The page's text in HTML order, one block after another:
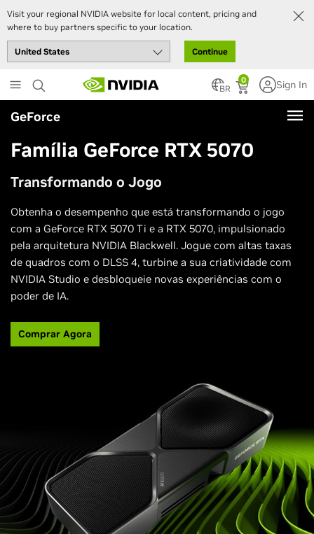
Visit your regional NVIDIA website for local content, pricing and
where to buy partners specific to your location.
Continue
to
main
content
0
BR Sign In
GeForce
Família GeForce RTX 5070
Transformando o Jogo
Obtenha o desempenho que está transformando o jogo
com a GeForce RTX 5070 Ti e a RTX 5070, impulsionado
pela arquitetura NVIDIA Blackwell. Jogue com altas taxas
de quadros com o DLSS 4, turbine a sua criatividade com
NVIDIA Studio e desbloqueie novas experiências com o
poder de IA.
Comprar Agora